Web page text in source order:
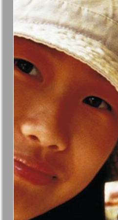
МК-Германия
планета
Новые
Panorama-mir
Русский
Архив